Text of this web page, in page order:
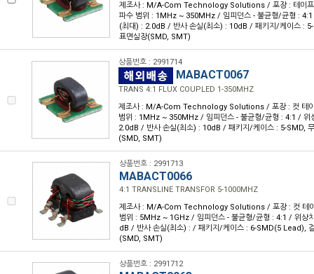
제조사 : M/A-Com Technology Solutions / 포장 : 테이
파수 범위 : 1MHz ~ 350MHz / 임피던스 - 불균형/균형 :
(최대) : 2.0dB / 반사 손실(최소) : 10dB / 패키지/케이스 :
표면실장(SMD, SMT)
상품번호 : 2991714
MABACT0067
TRANS 4:1 FLUX COUPLED 1-350MHZ
제조사 : M/A-Com Technology Solutions / 포장 : 컷 테
범위 : 1MHz ~ 350MHz / 임피던스 - 불균형/균형 : 4:1 / 위
2.0dB / 반사 손실(최소) : 10dB / 패키지/케이스 : 5-SMD,
(SMD, SMT)
상품번호 : 2991713
MABACT0066
4:1 TRANSLINE TRANSFOR 5-1000MHZ
제조사 : M/A-Com Technology Solutions / 포장 : 컷 테
범위 : 5MHz ~ 1GHz / 임피던스 - 불균형/균형 : 4:1 / 위상
dB / 반사 손실(최소) : / 패키지/케이스 : 6-SMD(5 Lead),
(SMD, SMT)
상품번호 : 2991712